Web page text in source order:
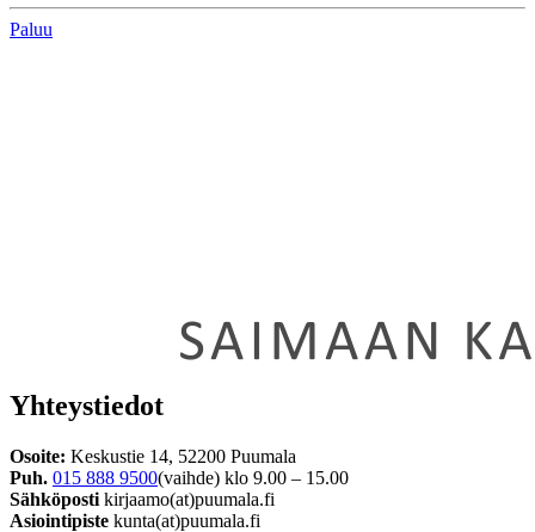
Paluu
Yhteystiedot
Osoite: Keskustie 14, 52200 Puumala
Puh. 015 888 9500(vaihde) klo 9.00 – 15.00
Sähköposti kirjaamo(at)puumala.fi
Asiointipiste kunta(at)puumala.fi